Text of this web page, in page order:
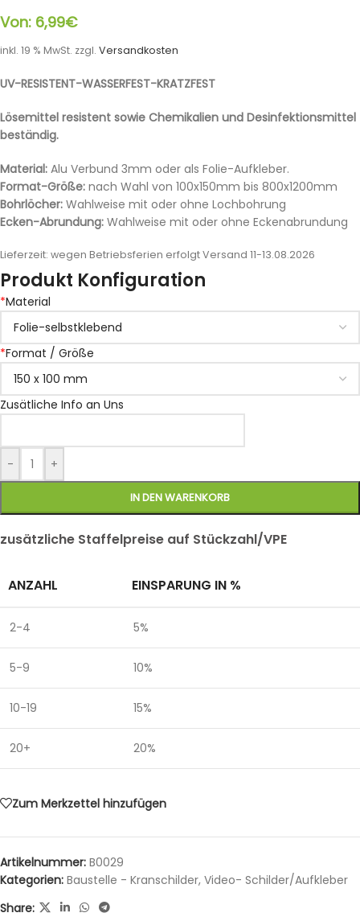
Von: 6,99€
inkl. 19 % MwSt. zzgl. Versandkosten
UV-RESISTENT-WASSERFEST-KRATZFEST
Lösemittel resistent sowie Chemikalien und Desinfektionsmittel
beständig.
Material: Alu Verbund 3mm oder als Folie-Aufkleber.
Format-Größe: nach Wahl von 100x150mm bis 800x1200mm
Bohrlöcher: Wahlweise mit oder ohne Lochbohrung
Ecken-Abrundung: Wahlweise mit oder ohne Eckenabrundung
Lieferzeit: wegen Betriebsferien erfolgt Versand 11-13.08.2026
Produkt Konfiguration
*Material
*Format / Größe
Zusätliche Info an Uns
- +
IN DEN WARENKORB
zusätzliche Staffelpreise auf Stückzahl/VPE
ANZAHL EINSPARUNG IN %
2-4 5%
5-9 10%
10-19 15%
20+ 20%
Zum Merkzettel hinzufügen
Artikelnummer: B0029
Kategorien: Baustelle - Kranschilder, Video- Schilder/Aufkleber
Share: